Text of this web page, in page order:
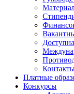
Платные
Конкурсы